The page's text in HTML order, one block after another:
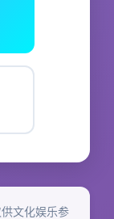
文化娱乐参